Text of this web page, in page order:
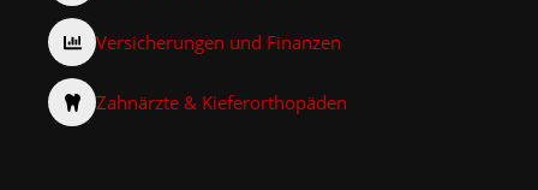
Versicherungen und Finanzen
Zahnärzte & Kieferorthopäden